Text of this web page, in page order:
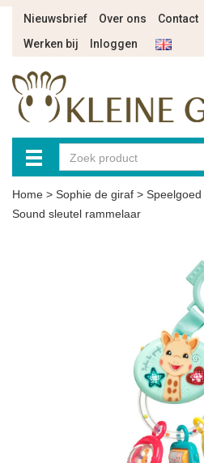
Nieuwsbrief Over ons Contact
Werken bij
Inloggen
Home > Sophie de giraf > Speelgoed
Sound sleutel rammelaar